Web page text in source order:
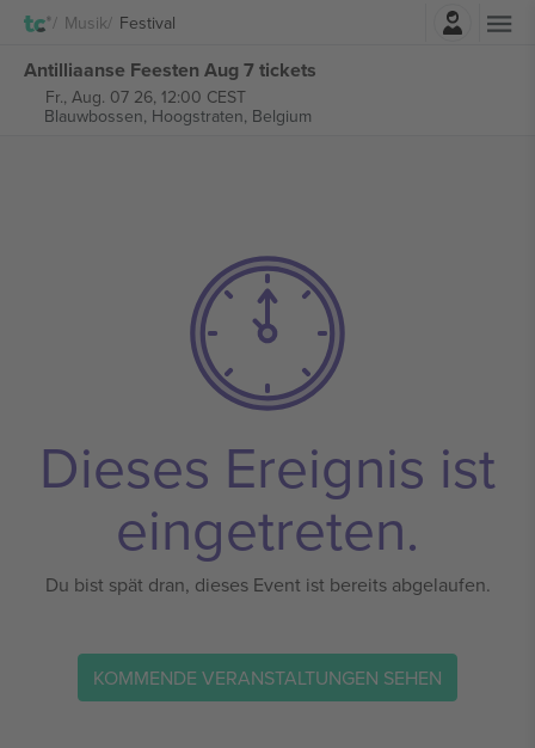
Musik Festival
Antilliaanse Feesten Aug 7 tickets
Fr., Aug. 07 26, 12:00 CEST
Blauwbossen, Hoogstraten, Belgium
Dieses Ereignis ist
eingetreten.
Du bist spät dran, dieses Event ist bereits abgelaufen.
KOMMENDE VERANSTALTUNGEN SEHEN